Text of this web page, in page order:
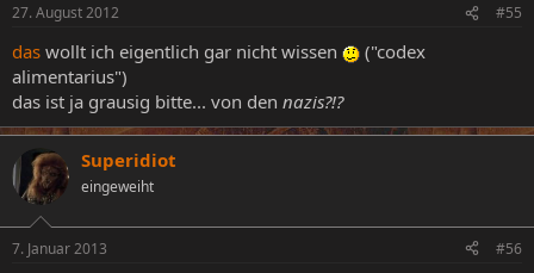
27. August 2012 #55
das wollt ich eigentlich gar nicht wissen
("codex
alimentarius")
das ist ja grausig bitte... von den nazis?!?
Superidiot
eingeweiht
7. Januar 2013 #56